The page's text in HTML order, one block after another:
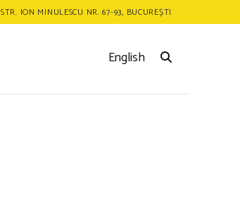
STR. ION MINULESCU NR. 67-93, BUCUREȘTI
English